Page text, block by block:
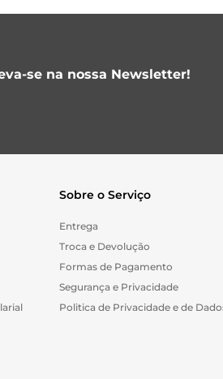
se na nossa Newsletter!
Sobre o Serviço
Entrega
Troca e Devolução
Formas de Pagamento
Segurança e Privacidade
Politica de Privacidade e de